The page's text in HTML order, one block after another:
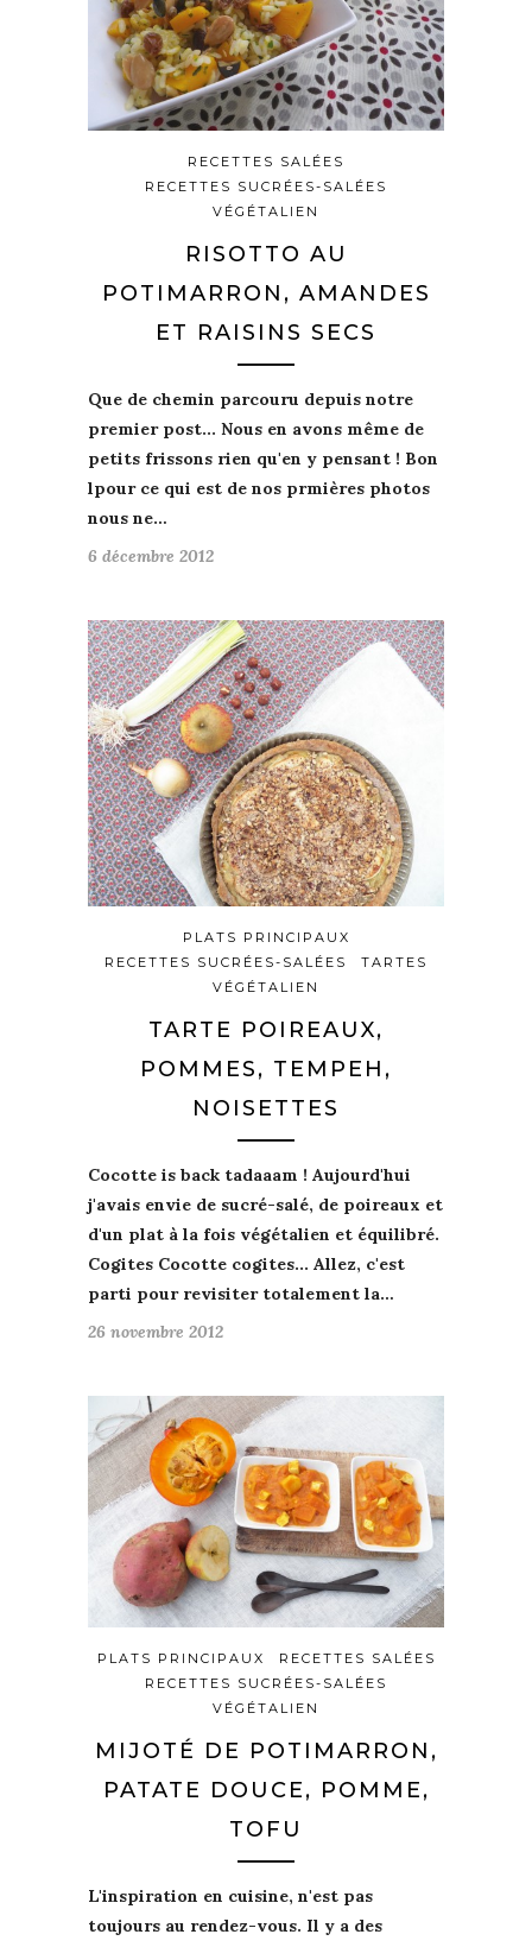
RECETTES SALÉES
RECETTES SUCRÉES-SALÉES
VÉGÉTALIEN
RISOTTO AU
POTIMARRON, AMANDES
ET RAISINS SECS
Que de chemin parcouru depuis notre
premier post... Nous en avons même de
petits frissons rien qu'en y pensant ! Bon
lpour ce qui est de nos prmières photos
nous ne…
6 décembre 2012
PLATS PRINCIPAUX
RECETTES SUCRÉES-SALÉES
TARTES
VÉGÉTALIEN
TARTE POIREAUX,
POMMES, TEMPEH,
NOISETTES
Cocotte is back tadaaam ! Aujourd'hui
j'avais envie de sucré-salé, de poireaux et
d'un plat à la fois végétalien et équilibré.
Cogites Cocotte cogites... Allez, c'est
parti pour revisiter totalement la…
26 novembre 2012
PLATS PRINCIPAUX
RECETTES SALÉES
RECETTES SUCRÉES-SALÉES
VÉGÉTALIEN
MIJOTÉ DE POTIMARRON,
PATATE DOUCE, POMME,
TOFU
L'inspiration en cuisine, n'est pas
toujours au rendez-vous. Il y a des